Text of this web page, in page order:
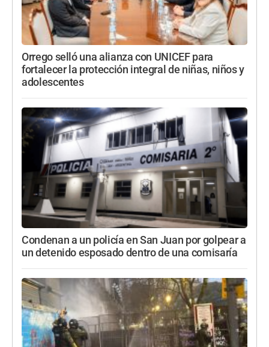
Orrego selló una alianza con UNICEF para
fortalecer la protección integral de niñas, niños y
adolescentes
Condenan a un policía en San Juan por golpear a
un detenido esposado dentro de una comisaría